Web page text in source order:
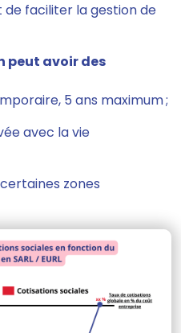
de faciliter la gestionde
peut avoir des
5 ans maximum ;
avec la vie
zones